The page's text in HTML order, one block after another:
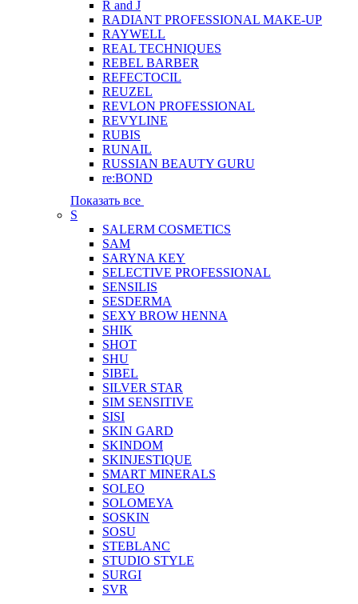
R and J
RADIANT PROFESSIONAL MAKE-UP
RAYWELL
REAL TECHNIQUES
REBEL BARBER
REFECTOCIL
REUZEL
REVLON PROFESSIONAL
REVYLINE
RUBIS
RUNAIL
RUSSIAN BEAUTY GURU
re:BOND
Показать все
S
SALERM COSMETICS
SAM
SARYNA KEY
SELECTIVE PROFESSIONAL
SENSILIS
SESDERMA
SEXY BROW HENNA
SHIK
SHOT
SHU
SIBEL
SILVER STAR
SIM SENSITIVE
SISI
SKIN GARD
SKINDOM
SKINJESTIQUE
SMART MINERALS
SOLEO
SOLOMEYA
SOSKIN
SOSU
STEBLANC
STUDIO STYLE
SURGI
SVR